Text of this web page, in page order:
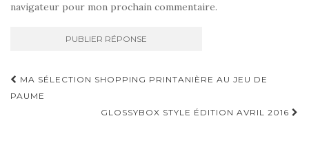
navigateur pour mon prochain commentaire.
Navigation
d'article
MA SÉLECTION SHOPPING PRINTANIÈRE AU JEU DE
PAUME
GLOSSYBOX STYLE ÉDITION AVRIL 2016